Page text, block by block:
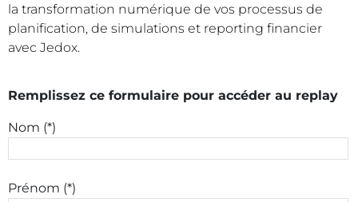
la transformation numérique de vos processus de
planification, de simulations et reporting financier
avec Jedox.
Remplissez ce formulaire pour accéder au replay
Nom (*)
Prénom (*)